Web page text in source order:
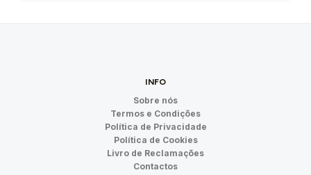
INFO
Sobre nós
Termos e Condições
Política de Privacidade
Política de Cookies
Livro de Reclamações
Contactos